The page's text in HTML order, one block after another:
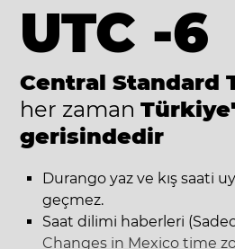
UTC -6
Central Standard
her zaman
gerisindedir
Durango yaz ve kış saati
geçmez.
Saat dilimi haberleri
Changes in Mexico time